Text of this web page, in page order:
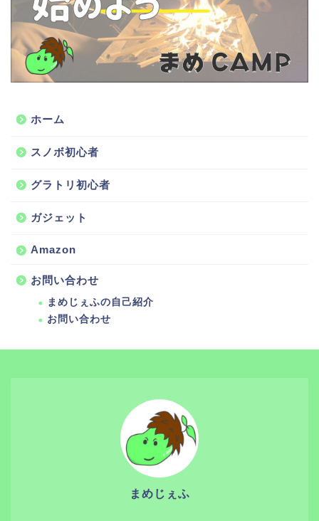
ホーム
スノボ初心者
グラトリ初心者
ガジェット
Amazon
お問い合わせ
まめじぇふの自己紹介
お問い合わせ
まめじぇふ